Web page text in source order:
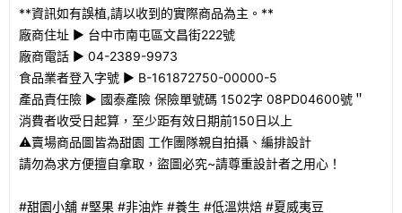
**資訊如有誤植,請以收到的實際商品為主。**
廠商住址 ► 台中市南屯區文昌街222號
廠商電話 ► 04-2389-9973
食品業者登入字號 ► B-161872750-00000-5
產品責任險 ► 國泰產險 保險單號碼 1502字 08PD04600號＂
消費者收受日起算，至少距有效日期前150日以上
⚠賣場商品圖皆為甜園 工作團隊親自拍攝、編排設計
請勿為求方便擅自拿取，盜圖必究~請尊重設計者之用心！
#甜園小舖 #堅果 #非油炸 #養生 #低溫烘焙 #夏威夷豆